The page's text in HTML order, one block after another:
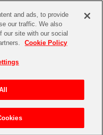
EVENT
STARLIGHT STAGE 10th
and ads, to provide
our traffic. We also
our site with our social
Cookie Policy